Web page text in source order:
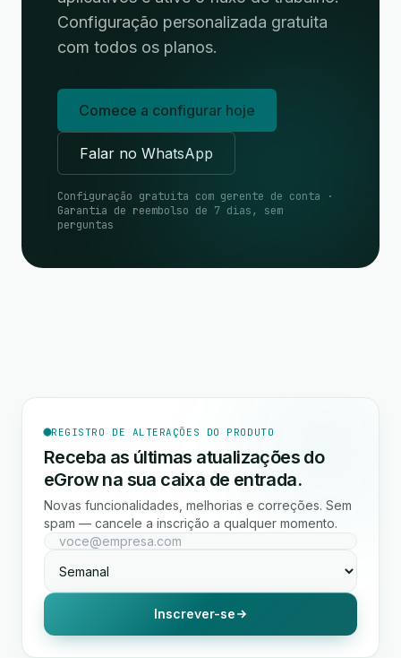
Configuração personalizada gratuita
com todos os planos.
Comece a configurar hoje
Falar no WhatsApp
Configuração gratuita com gerente de conta ·
Garantia de reembolso de 7 dias, sem
perguntas
REGISTRO DE ALTERAÇÕES DO PRODUTO
Receba as últimas atualizações do
eGrow na sua caixa de entrada.
Novas funcionalidades, melhorias e correções. Sem
spam — cancele a inscrição a qualquer momento.
Inscrever-se